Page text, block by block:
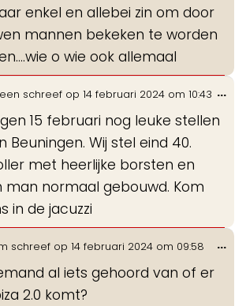
enkel en allebei zin om door
mannen bekeken te worden
o wie ook allemaal
schreef op 14 februari 2024 om 10:43
15 februari nog leuke stellen
Beuningen. Wij stel eind 40.
met heerlijke borsten en
man normaal gebouwd. Kom
in de jacuzzi
...
schreef op 14 februari 2024 om 09:58
al iets gehoord van of er
2.0 komt?
...